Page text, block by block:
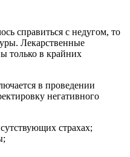
справиться с недугом, то
Лекарственные
только в крайних
в проведении
негативного
страхах;